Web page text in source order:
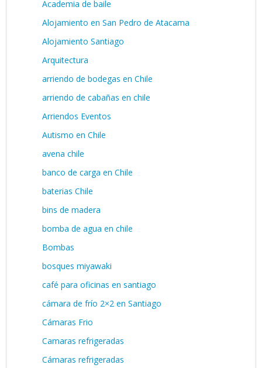
Academia de baile
Alojamiento en San Pedro de Atacama
Alojamiento Santiago
Arquitectura
arriendo de bodegas en Chile
arriendo de cabañas en chile
Arriendos Eventos
Autismo en Chile
avena chile
banco de carga en Chile
baterias Chile
bins de madera
bomba de agua en chile
Bombas
bosques miyawaki
café para oficinas en santiago
cámara de frío 2×2 en Santiago
Cámaras Frio
Camaras refrigeradas
Cámaras refrigeradas